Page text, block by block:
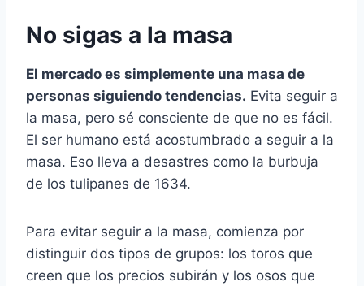
No sigas a la masa
El mercado es simplemente una masa de
personas siguiendo tendencias. Evita seguir a
la masa, pero sé consciente de que no es fácil.
El ser humano está acostumbrado a seguir a la
masa. Eso lleva a desastres como la burbuja
de los tulipanes de 1634.
Para evitar seguir a la masa, comienza por
distinguir dos tipos de grupos: los toros que
creen que los precios subirán y los osos que